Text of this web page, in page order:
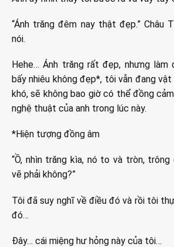
“Ánh trăng đêm nay thật đẹp.” Châu
nói.
Hehe… Ánh trăng rất đẹp, nhưng làm
bấy nhiêu không đẹp*, tôi vẫn đang
khó, sẽ không bao giờ có thể đồng
nghệ thuật của anh trong lúc này.
*Hiện tượng đồng âm
“Ồ, nhìn trăng kìa, nó to và tròn, trông
vẽ phải không?”
Tôi đã suy nghĩ về điều đó và rồi tôi
đó…
Đây… cái miệng hư hỏng này của tôi…